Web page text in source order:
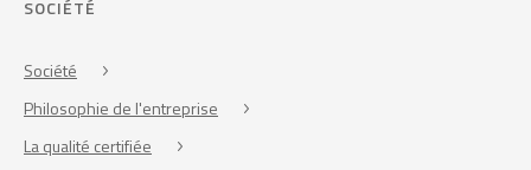
SOCIÉTÉ
Société
Philosophie de l'entreprise
La qualité certifiée